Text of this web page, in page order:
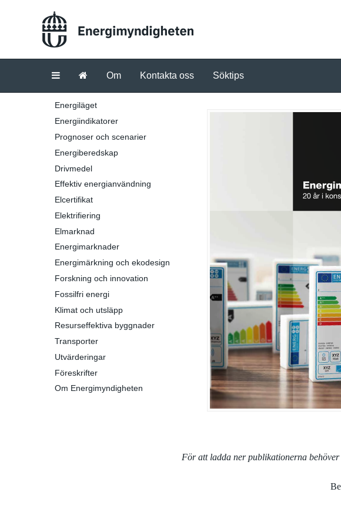
Om Kontakta oss Söktips
Energiläget
Energiindikatorer
Prognoser och scenarier
Energiberedskap
Drivmedel
Effektiv energianvändning
Elcertifikat
Elektrifiering
Elmarknad
Energimarknader
Energimärkning och ekodesign
Forskning och innovation
Fossilfri energi
Klimat och utsläpp
Resurseffektiva byggnader
Transporter
Utvärderingar
Föreskrifter
Om Energimyndigheten
För att ladda ner publikationerna